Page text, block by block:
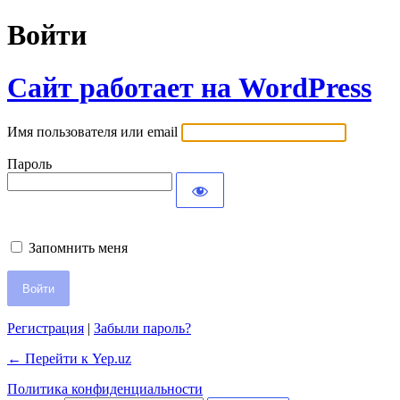
Войти
Сайт работает на WordPress
Имя пользователя или email
Пароль
Запомнить меня
Регистрация | Забыли пароль?
← Перейти к Yep.uz
Политика конфиденциальности